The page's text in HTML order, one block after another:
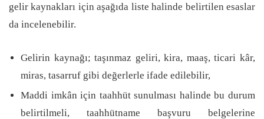
gelir kaynakları için aşağıda liste halinde belirtilen esaslar
da incelenebilir.
Gelirin kaynağı; taşınmaz geliri, kira, maaş, ticari kâr,
miras, tasarruf gibi değerlerle ifade edilebilir,
Maddi imkân için taahhüt sunulması halinde bu durum
belirtilmeli, taahhütname başvuru belgelerine